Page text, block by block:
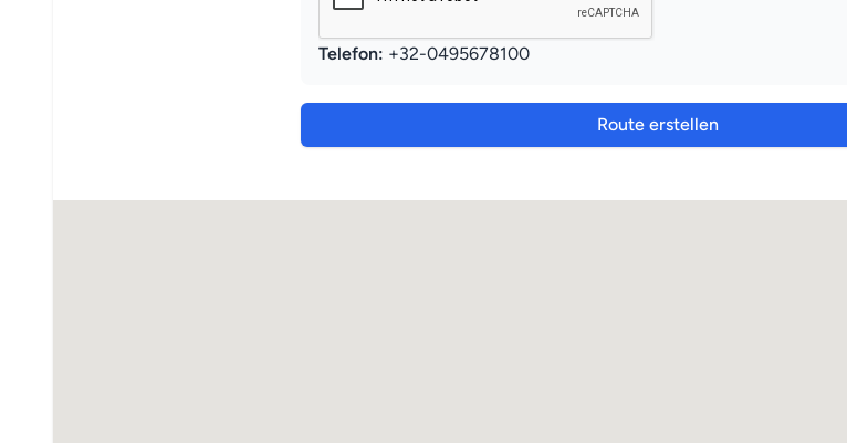
Telefon: +32-0495678100
Route erstellen